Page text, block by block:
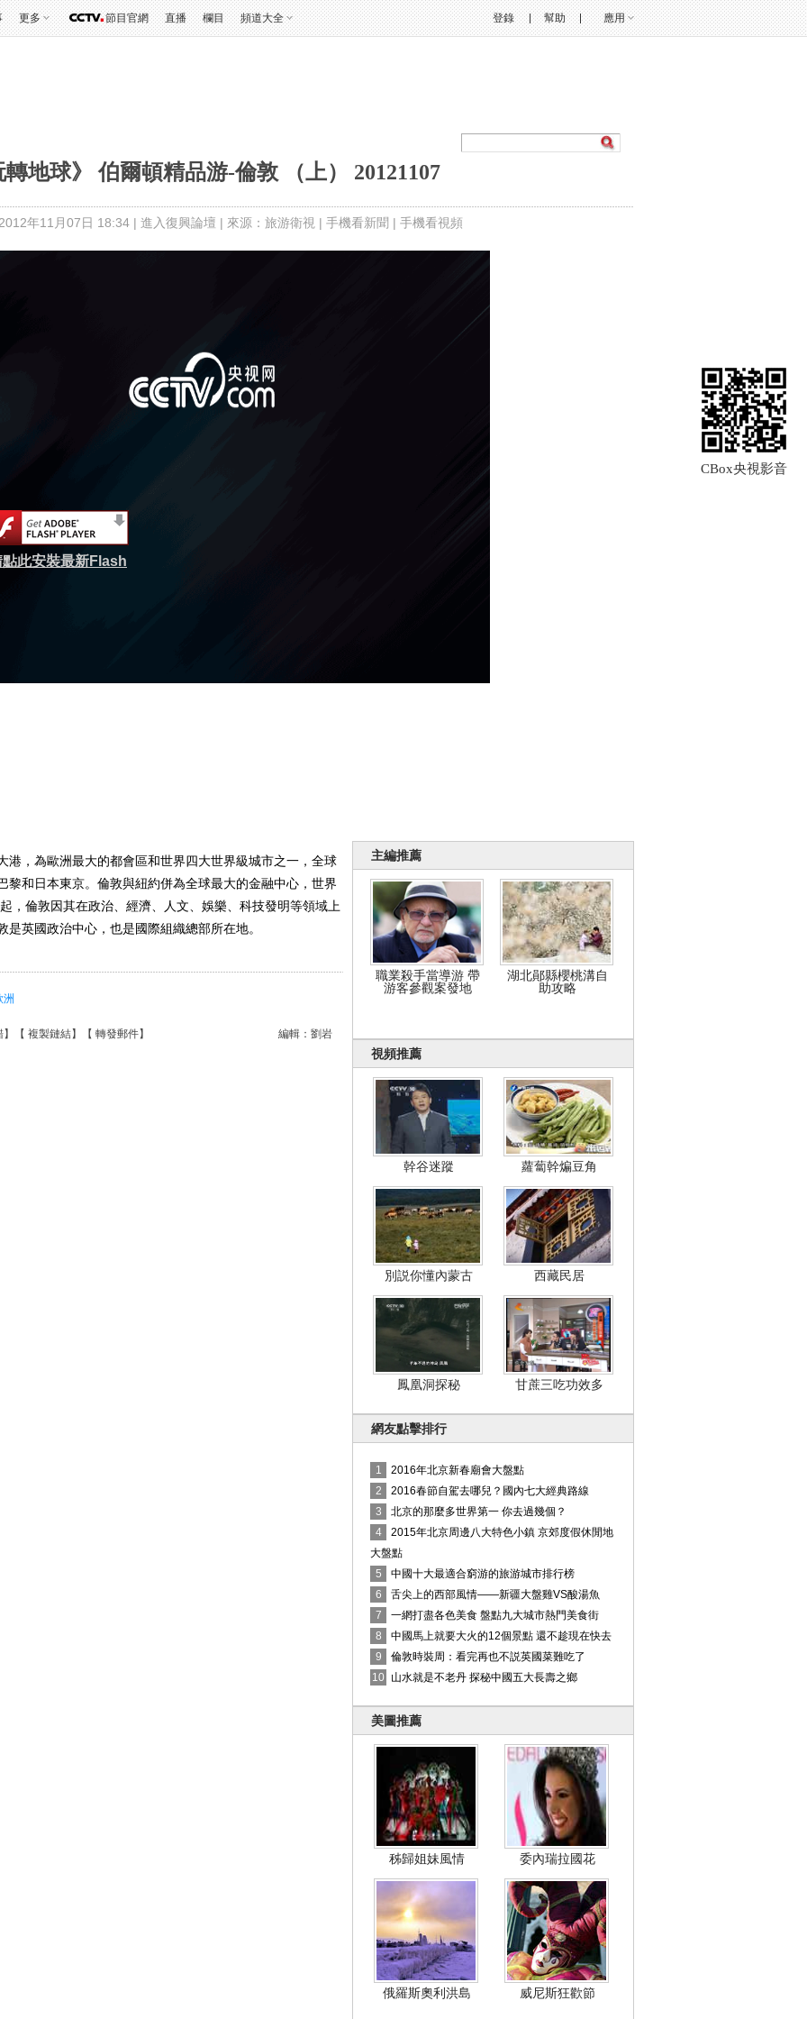
更多 節目官網 直播 欄目 頻道大全 幫助 應用
登錄
轉地球》 伯爾頓精品游-倫敦 （上） 20121107
年11月07日 18:34 | 進入復興論壇 | 來源：旅游衛視 | 手機看新聞 | 手機看視頻
點此安裝最新Flash
主編推薦
職業殺手當導游 帶
游客參觀案發地
湖北鄖縣櫻桃溝自
助攻略
視頻推薦
幹谷迷蹤 蘿蔔幹煸豆角
別説你懂內蒙古 西藏民居
鳳凰洞探秘 甘蔗三吃功效多
網友點擊排行
1
2016年北京新春廟會大盤點
2
2016春節自駕去哪兒？國內七大經典路線
3
北京的那麼多世界第一 你去過幾個？
4
2015年北京周邊八大特色小鎮 京郊度假休閒地
大盤點
5
中國十大最適合窮游的旅游城市排行榜
6
舌尖上的西部風情——新疆大盤雞VS酸湯魚
7
一網打盡各色美食 盤點九大城市熱門美食街
8
中國馬上就要大火的12個景點 還不趁現在快去
9
倫敦時裝周：看完再也不説英國菜難吃了
10
山水就是不老丹 探秘中國五大長壽之鄉
美圖推薦
秭歸姐妹風情 委內瑞拉國花
俄羅斯奧利洪島 威尼斯狂歡節
CBox央視影音
港，為歐洲最大的都會區和世界四大世界級城市之一，全球
黎和日本東京。倫敦與紐約併為全球最大的金融中心，世界
，倫敦因其在政治、經濟、人文、娛樂、科技發明等領域上
英國政治中心，也是國際組織總部所在地。
洲
編輯：劉岩
】【 複製鏈結】【 轉發郵件】